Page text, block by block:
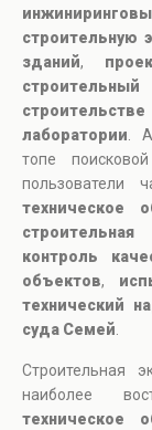
строительную
зданий,
строительстве
лаборатории .
топе
пользователи
техническое
строительная
контроль
объектов,
технический
суда Семей
Строительная
наиболее
техническое